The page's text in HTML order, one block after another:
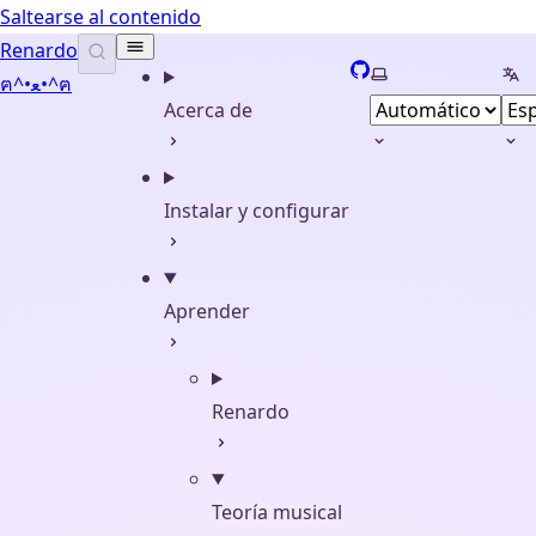
Saltearse al contenido
Renardo
ฅ^•ﻌ•^ฅ
Acerca de
Instalar y configurar
Aprender
Renardo
Teoría musical
GitHub
Seleccionar tema